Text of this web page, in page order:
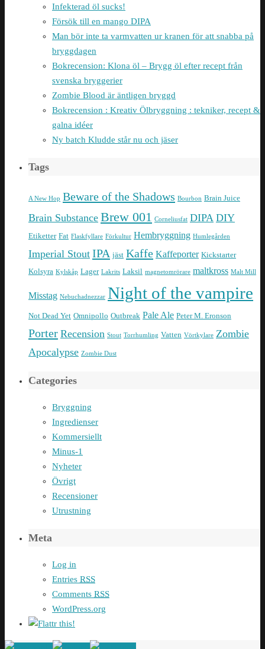
Infekterad öl sucks!
Försök till en mango DIPA
Man bör inte ta varmvatten ur kranen för att snabba på
bryggdagen
Bokrecension: Klona öl – Brygg öl efter recept från
svenska bryggerier
Zombie Blood är äntligen bryggd
Bokrecension : Kreativ Ölbryggning : tekniker, recept &
galna idéer
Ny batch Kludde står nu och jäser
Tags
A New Hop Beware of the Shadows Bourbon Brain Juice
Brain Substance Brew 001 Corneliusfat DIPA DIY
Etiketter Fat Flaskfyllare Förkultur Hembryggning Humlegården
Imperial Stout IPA jäst Kaffe Kaffeporter Kickstarter
Kolsyra Kylskåp Lager Lakrits Laksil magnetomrörare maltkross Malt Mill
Misstag Nebuchadnezzar Night of the vampire
Not Dead Yet Omnipollo Outbreak Pale Ale Peter M. Eronson
Porter Recension Stout Torrhumling Vatten Vörtkylare Zombie
Apocalypse Zombie Dust
Categories
Bryggning
Ingredienser
Kommersiellt
Minus-1
Nyheter
Övrigt
Recensioner
Utrustning
Meta
Log in
Entries RSS
Comments RSS
WordPress.org